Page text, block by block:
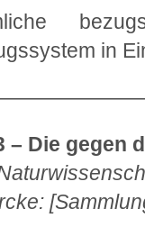
in
– Die gegen